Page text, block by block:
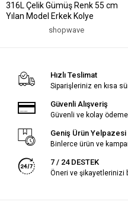
316L Çelik Gümüş Renk 55 cm
Yılan Model Erkek Kolye
shopwave
Hızlı Teslimat
Siparişleriniz en kısa
Güvenli Alışveriş
Güvenli ve kolay
Geniş Ürün Yelpazesi
Binlerce ürün ve
7 / 24 DESTEK
Öneri ve şikayetlerinizi